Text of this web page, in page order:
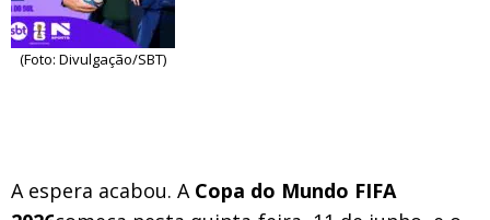
(Foto: Divulgação/SBT)
A espera acabou. A Copa do Mundo FIFA